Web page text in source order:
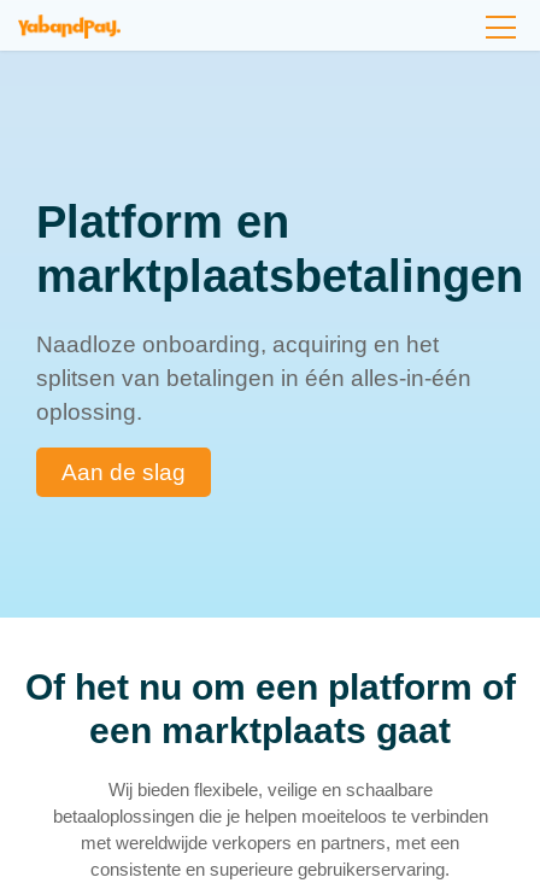
naar
Platform en
marktplaatsbetalingen
Naadloze onboarding, acquiring en het
splitsen van betalingen in één alles-in-één
oplossing.
Aan de slag
Of het nu om een platform of
een marktplaats gaat
Wij bieden flexibele, veilige en schaalbare
betaaloplossingen die je helpen moeiteloos te verbinden
met wereldwijde verkopers en partners, met een
consistente en superieure gebruikerservaring.